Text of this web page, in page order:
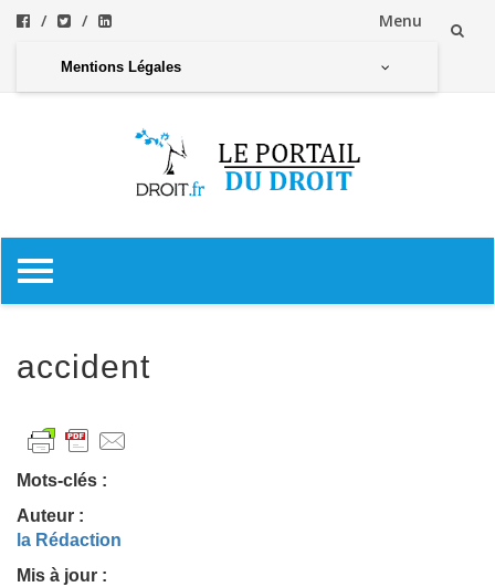
Menu
Mentions Légales
accident
Mots-clés :
Auteur :
la Rédaction
Mis à jour :